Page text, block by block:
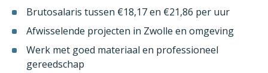
Brutosalaris tussen €18,17 en €21,86 per uur
Afwisselende projecten in Zwolle en omgeving
Werk met goed materiaal en professioneel
gereedschap